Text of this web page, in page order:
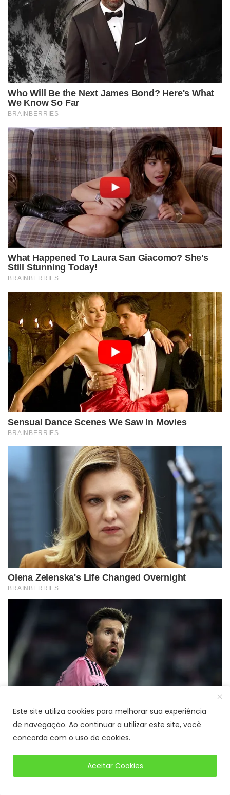
Este site utiliza cookies para melhorar sua experiência
de navegação. Ao continuar a utilizar este site, você
concorda com o uso de cookies.
Aceitar Cookies